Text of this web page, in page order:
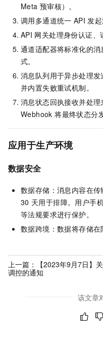
Meta 预审核）。
调用多通道统一 API 发起
API 网关处理身份认证、
通道适配器将标准化的
式。
消息队列用于异步处理发
并内置失败重试机制。
消息状态回执接收并处
Webhook 将最终状态分
应用于生产环境
数据安全
数据存储：消息内容在
30 天用于排障。用户手
等法规要求进行保护。
数据跨境：数据将存储在
上一篇：
【2023年9月7日】
调控的通知
该文章